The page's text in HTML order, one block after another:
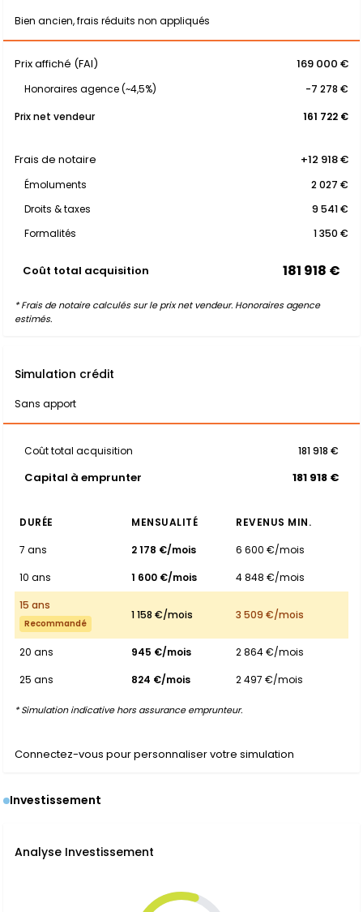
Bien ancien, frais réduits non appliqués
Prix affiché (FAI) 169 000 €
Honoraires agence (~4,5%)
-7 278 €
Prix net vendeur
161 722 €
Frais de notaire +12 918 €
Émoluments
2 027 €
Droits & taxes
9 541 €
Formalités
1 350 €
Coût total acquisition 181 918 €
* Frais de notaire calculés sur le prix net vendeur. Honoraires agence
estimés.
Simulation crédit
Sans apport
Coût total acquisition 181 918 €
Capital à emprunter 181 918 €
DURÉE MENSUALITÉ
REVENUS MIN.
7 ans
2 178 €/mois
6 600 €/mois
10 ans
1 600 €/mois
4 848 €/mois
15 ans
Recommandé
1 158 €/mois 3 509 €/mois
20 ans 945 €/mois
2 864 €/mois
25 ans
824 €/mois 2 497 €/mois
* Simulation indicative hors assurance emprunteur.
Connectez-vous pour personnaliser votre simulation
Investissement
Analyse Investissement